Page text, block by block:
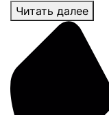
Читать далее